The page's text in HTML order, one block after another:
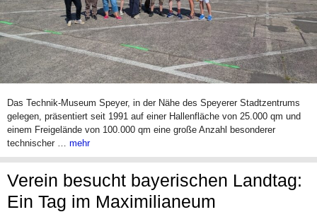
Das Technik-Museum Speyer, in der Nähe des Speyerer Stadtzentrums
gelegen, präsentiert seit 1991 auf einer Hallenfläche von 25.000 qm und
einem Freigelände von 100.000 qm eine große Anzahl besonderer
technischer … mehr
Verein besucht bayerischen Landtag:
Ein Tag im Maximilianeum